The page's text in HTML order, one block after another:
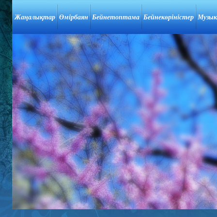
Жаңалықтар Өмірбаян Бейнетоптама Бейнекөріністер